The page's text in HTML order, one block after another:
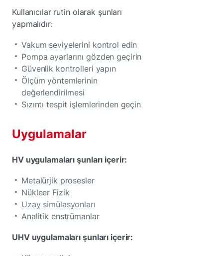
Kullanıcılar rutin olarak şunları
yapmalıdır:
Vakum seviyelerini kontrol edin
Pompa ayarlarını gözden geçirin
Güvenlik kontrolleri yapın
Ölçüm yöntemlerinin
değerlendirilmesi
Sızıntı tespit işlemlerinden geçin
Uygulamalar
HV uygulamaları şunları içerir:
Metalürjik prosesler
Nükleer Fizik
Uzay simülasyonları
Analitik enstrümanlar
UHV uygulamaları şunları içerir: